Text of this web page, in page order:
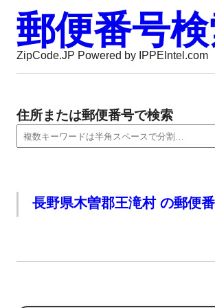
郵便番号
ZipCode.JP Powered by IPPEIntel.com
住所または郵便番号で検索
長野県木曽郡王滝村 の郵便